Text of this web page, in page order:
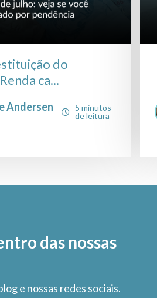
do
ca...
Andersen
5 minutos
de leitura
das nossas
e nossas redes sociais.